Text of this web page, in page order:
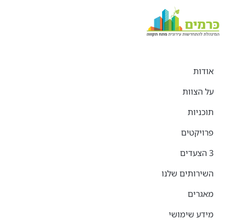
אודות
על הצוות
תוכניות
פרויקטים
3 הצעדים
השירותים שלנו
מאגרים
מידע שימושי